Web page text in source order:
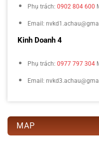
Phụ trách: 0902 804 600
Email:
Kinh Doanh 4
Phụ trách: 0977 797 304
Email:
MAP